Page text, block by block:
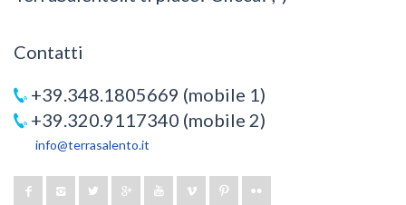
Contatti
+39.348.1805669 (mobile 1)
+39.320.9117340 (mobile 2)
info@terrasalento.it